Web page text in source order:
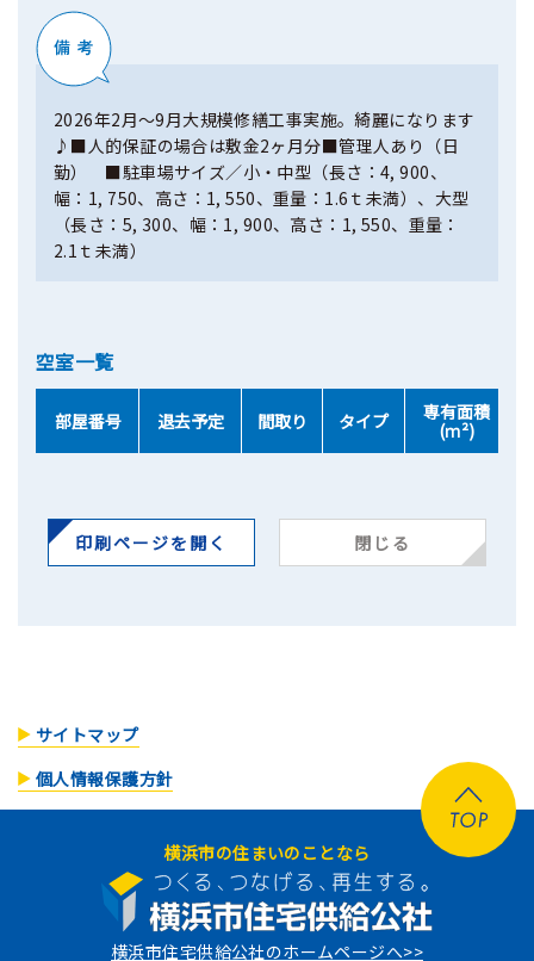
2026年2月～9月大規模修繕工事実施。綺麗になります
♪■人的保証の場合は敷金2ヶ月分■管理人あり（日
勤） ■駐車場サイズ／小・中型（長さ：4, 900、
幅：1, 750、高さ：1, 550、重量：1.6ｔ未満）、大型
（長さ：5, 300、幅：1, 900、高さ：1, 550、重量：
2.1ｔ未満）
空室一覧
部屋番号 退去予定 間取り タイプ
専有面積
(ｍ²)
印刷ページを開く 閉じる
サイトマップ
個人情報保護方針
横浜市の住まいのことなら
横浜市住宅供給公社のホームページへ>>